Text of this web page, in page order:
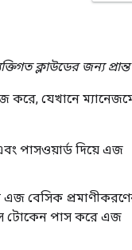
ক্লাউডের জন্য
যেখানে
পাসওয়ার্ড দিয়ে এজ
বেসিক
টোকেন পাস করে এজ